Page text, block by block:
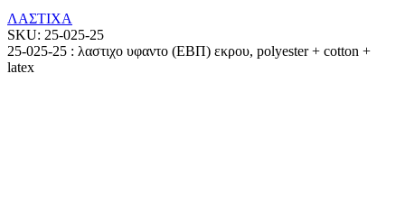
ΛΑΣΤΙΧΑ
SKU: 25-025-25
25-025-25 : λαστιχο υφαντο (ΕΒΠ) εκρου, polyester + cotton +
latex